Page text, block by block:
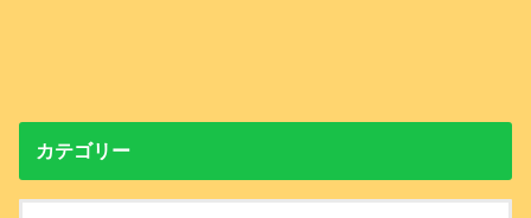
カテゴリー